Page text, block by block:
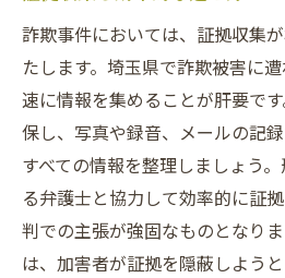
詐欺事件においては、証拠収集
たします。埼玉県で詐欺被害に
速に情報を集めることが肝要で
保し、写真や録音、メールの記
すべての情報を整理しましょう
る弁護士と協力して効率的に証
判での主張が強固なものとなり
は、加害者が証拠を隠蔽しよう